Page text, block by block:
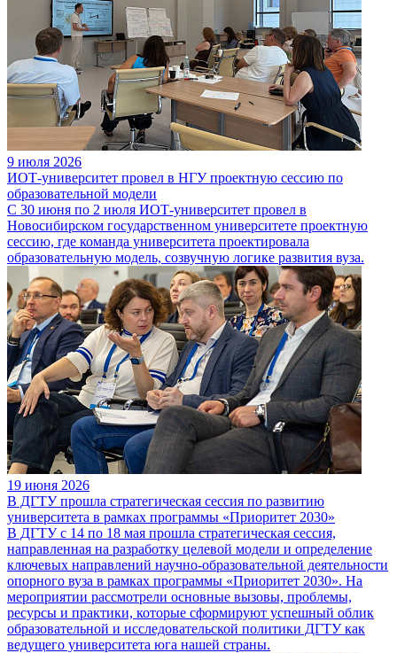
9 июля 2026
ИОТ-университет провел в НГУ проектную сессию по
образовательной модели
С 30 июня по 2 июля ИОТ-университет провел в
Новосибирском государственном университете проектную
сессию, где команда университета проектировала
образовательную модель, созвучную логике развития вуза.
19 июня 2026
В ДГТУ прошла стратегическая сессия по развитию
университета в рамках программы «Приоритет 2030»
В ДГТУ с 14 по 18 мая прошла стратегическая сессия,
направленная на разработку целевой модели и определение
ключевых направлений научно-образовательной деятельности
опорного вуза в рамках программы «Приоритет 2030». На
мероприятии рассмотрели основные вызовы, проблемы,
ресурсы и практики, которые сформируют успешный облик
образовательной и исследовательской политики ДГТУ как
ведущего университета юга нашей страны.